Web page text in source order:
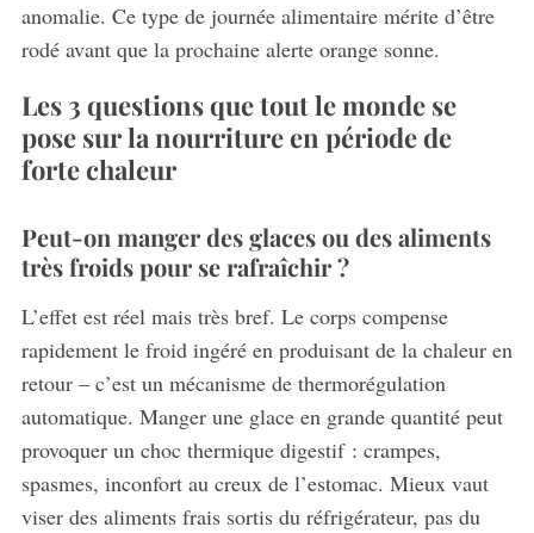
anomalie. Ce type de journée alimentaire mérite d’être
rodé avant que la prochaine alerte orange sonne.
Les 3 questions que tout le monde se
pose sur la nourriture en période de
forte chaleur
Peut-on manger des glaces ou des aliments
très froids pour se rafraîchir ?
L’effet est réel mais très bref. Le corps compense
rapidement le froid ingéré en produisant de la chaleur en
retour – c’est un mécanisme de thermorégulation
automatique. Manger une glace en grande quantité peut
provoquer un choc thermique digestif : crampes,
spasmes, inconfort au creux de l’estomac. Mieux vaut
viser des aliments frais sortis du réfrigérateur, pas du